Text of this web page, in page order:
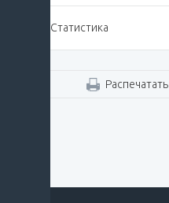
Статистика
Распечатать